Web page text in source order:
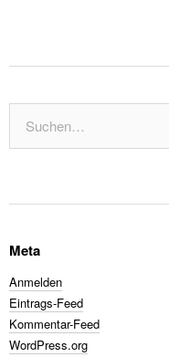
Meta
Anmelden
Eintrags-Feed
Kommentar-Feed
WordPress.org